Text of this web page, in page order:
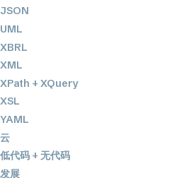
JSON
UML
XBRL
XML
XPath + XQuery
XSL
YAML
云
低代码 + 无代码
发展